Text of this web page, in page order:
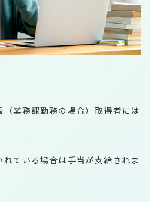
業務課勤務の場合）取得者には
ている場合は手当が支給されま